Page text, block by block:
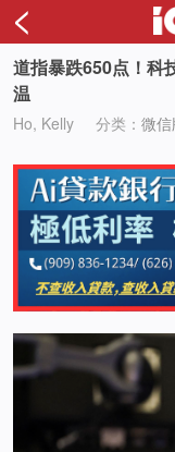
<
道指暴跌650点！科
温
Ho, Kelly 分类： 微信